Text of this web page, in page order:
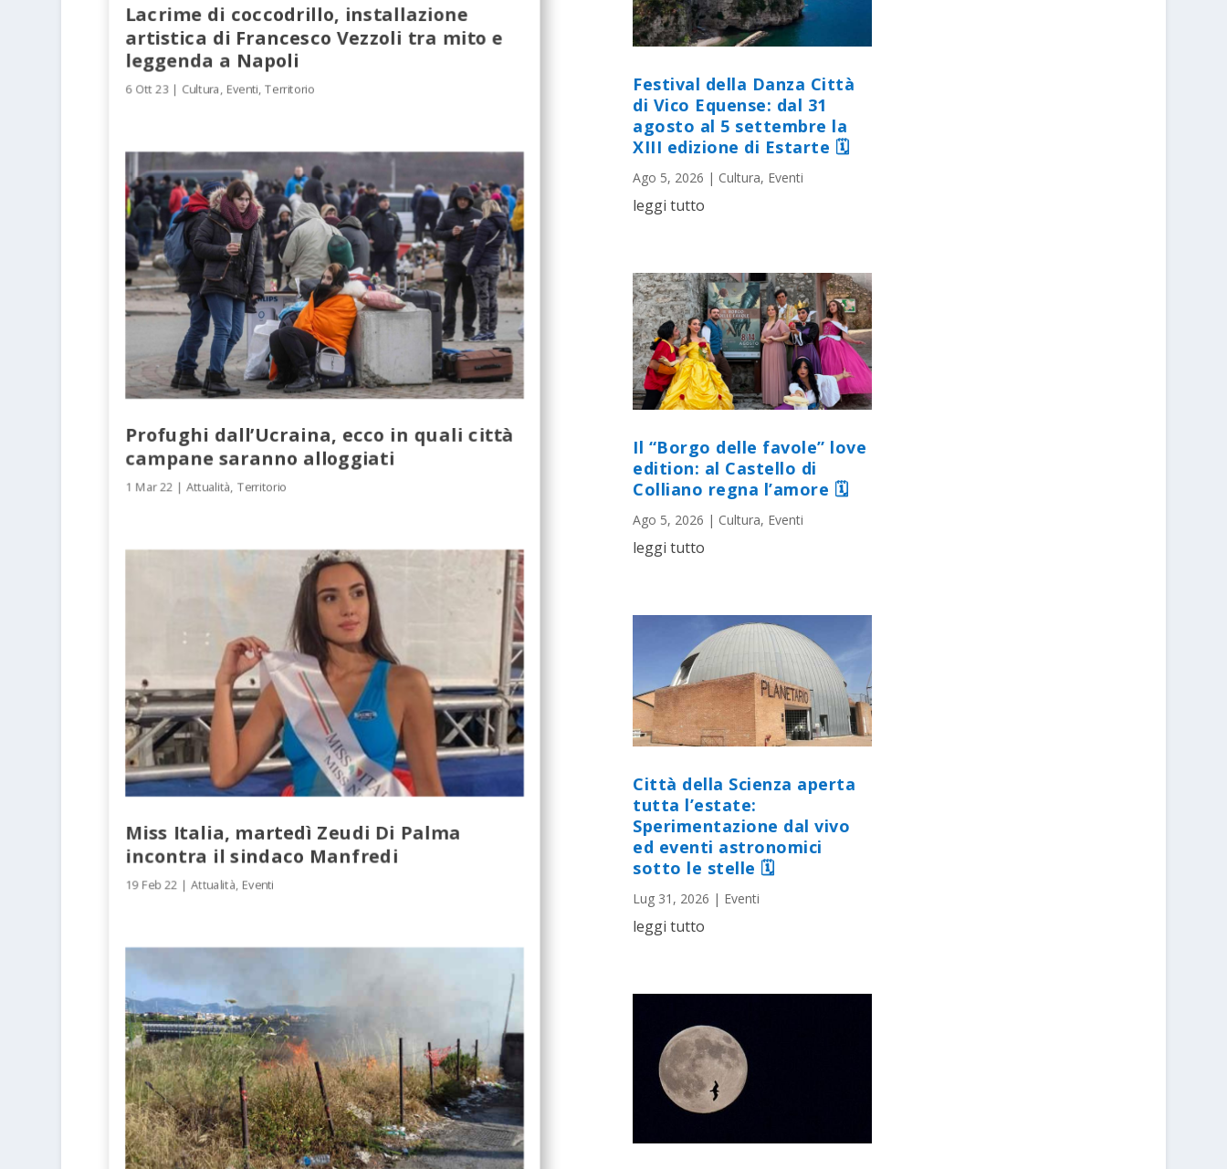
Lacrime di coccodrillo, installazione
artistica di Francesco Vezzoli tra mito e
leggenda a Napoli
6 Ott 23 | Cultura Eventi ,Territorio
Profughi dall’Ucraina, ecco in quali città
campane saranno alloggiati
1 Mar 22 |Attualità Territorio
Miss Italia, martedì Zeudi Di Palma
incontra il sindaco Manfredi
19 Feb 22 |Attualità Eventi
Festival della Danza Città
di Vico Equense: dal 31
agosto al 5 settembre la
XIII edizione di Estarte 🗓
Ago 5, 2026 | Cultura, Eventi
leggi tutto
Il “Borgo delle favole” love
edition: al Castello di
Colliano regna l’amore 🗓
Ago 5, 2026 | Cultura, Eventi
leggi tutto
Città della Scienza aperta
tutta l’estate:
Sperimentazione dal vivo
ed eventi astronomici
sotto le stelle 🗓
Lug 31, 2026 | Eventi
leggi tutto